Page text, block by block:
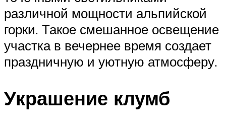
различной мощности альпийской
горки. Такое смешанное освещение
участка в вечернее время создает
праздничную и уютную атмосферу.
Украшение клумб